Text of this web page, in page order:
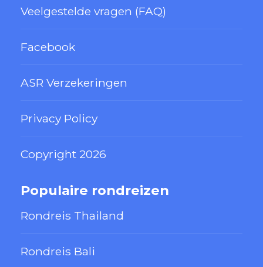
Veelgestelde vragen (FAQ)
Facebook
ASR Verzekeringen
Privacy Policy
Copyright 2026
Populaire rondreizen
Rondreis Thailand
Rondreis Bali